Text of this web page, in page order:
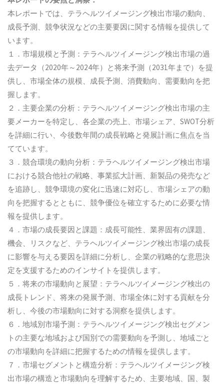
本レポートでは、テラヘルツイメージング検出市場の動向、
成長予測、競争状況などの主要要因に関する情報を提供して
います。
１．市場規模と予測：テラヘルツイメージング検出市場の過
去データ（2020年～2024年）と将来予測（2031年まで）を提
供し、市場全体の規模、成長予測、消費動向、需要動向を把
握します。
２．主要企業の分析：テラヘルツイメージング検出市場の主
要メーカーを特定し、各企業の売上、市場シェア、SWOT分析
を詳細に行い、今後数年間の成長戦略と発展計画に焦点を当
てています。
３．競合環境の動向分析：テラヘルツイメージング検出市場
における競合他社の戦略、事業拡大計画、新製品の発売など
を追跡し、競争環境の変化に迅速に対応し、市場シェアの動
向を把握するとともに、競争優位を確立するために必要な情
報を提供します。
４．市場の成長要因と課題：成長可能性、業界固有の課題、
機会、リスクなど、テラヘルツイメージング検出市場の成長
に影響を与える要因を詳細に分析し、企業の戦略的な意思決
定を支援するためのインサイトを提供します。
５．将来の市場動向と展望：テラヘルツイメージング検出の
成長トレンド、将来の発展予測、市場全体に対する貢献を分
析し、今後の市場動向に対する洞察を提供します。
６．地域別市場予測：テラヘルツイメージング検出セグメン
トの主要な地域および国別での需要動向を予測し、地域ごと
の市場動向を詳細に把握するための情報を提供します。
７．市場セグメントと構造分析：テラヘルツイメージング検
出市場の構造と市場動向を理解するため、主要地域、国、製